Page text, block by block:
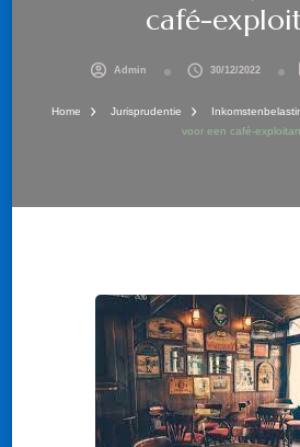
café-
Admin 30/12/2022
Home Jurisprudentie
voor een café-